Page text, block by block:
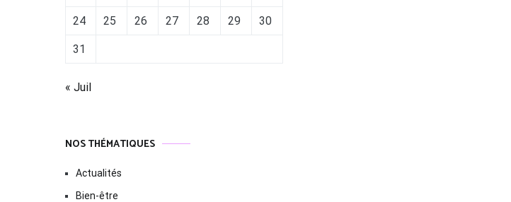
24 25 26 27 28 29 30
31
« Juil
NOS THÉMATIQUES
Actualités
Bien-être